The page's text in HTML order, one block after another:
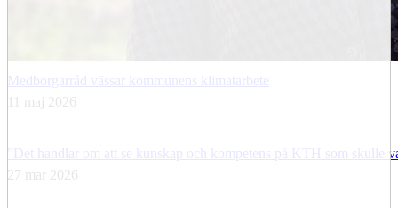
Medborgarråd vässar kommunens klimatarbete
11 maj 2026
”Det handlar om att se kunskap och kompetens på KTH som skulle
27 mar 2026